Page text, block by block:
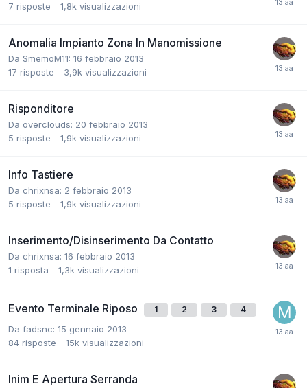
7 risposte 1,8k visualizzazioni
Anomalia Impianto Zona In Manomissione
Da SmemoM11: 16 febbraio 2013
17 risposte 3,9k visualizzazioni
Risponditore
Da overclouds: 20 febbraio 2013
5 risposte 1,9k visualizzazioni
Info Tastiere
Da chrixnsa: 2 febbraio 2013
5 risposte 1,9k visualizzazioni
Inserimento/Disinserimento Da Contatto
Da chrixnsa: 16 febbraio 2013
1 risposta 1,3k visualizzazioni
Evento Terminale Riposo 1 2 3 4
Da fadsnc: 15 gennaio 2013
84 risposte 15k visualizzazioni
Inim E Apertura Serranda